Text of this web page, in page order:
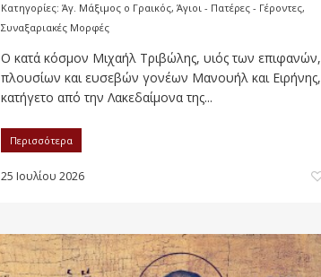
Κατηγορίες: Άγ. Μάξιμος ο Γραικός, Άγιοι - Πατέρες - Γέροντες,
Συναξαριακές Μορφές
Ο κατά κόσμον Μιχαήλ Τριβώλης, υιός των επιφανών,
πλουσίων και ευσεβών γονέων Μανουήλ και Ειρήνης,
κατήγετο από την Λακεδαίμονα της...
Περισσότερα
25 Ιουλίου 2026